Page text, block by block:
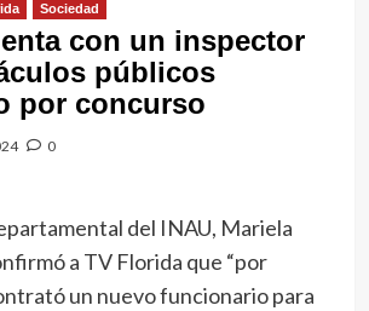
Sociedad
con un inspector
públicos
por concurso
0
del INAU, Mariela
a TV Florida que “por
un nuevo funcionario para